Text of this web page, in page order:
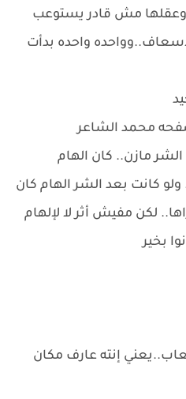
مش قادر يستوعب
واحده بدأت
محمد الشاعر
مازن.. كان الهام
كانت بعد الشر الهام كان
لكن مفيش أثر لا لإلهام
بخير
إنته عارف مكان